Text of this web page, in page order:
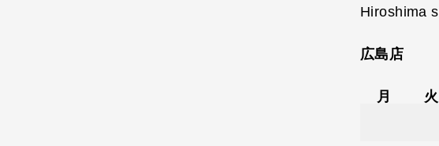
Hiroshima
広島店
月 火